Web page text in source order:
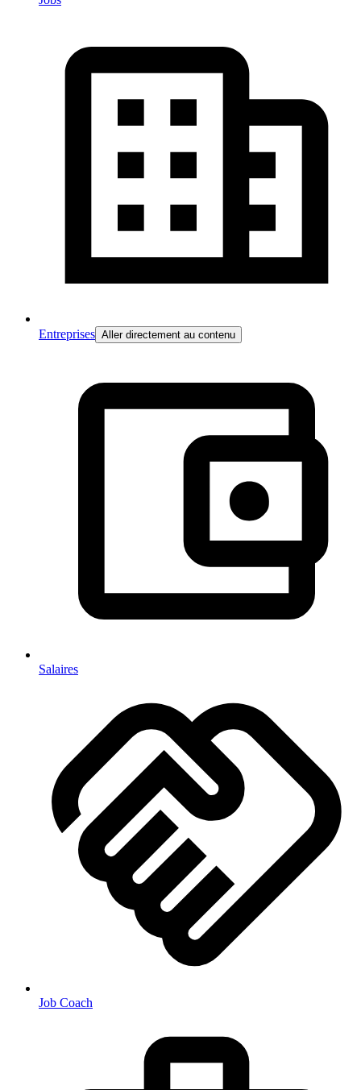
Entreprises Aller directement au contenu
Salaires
Job Coach